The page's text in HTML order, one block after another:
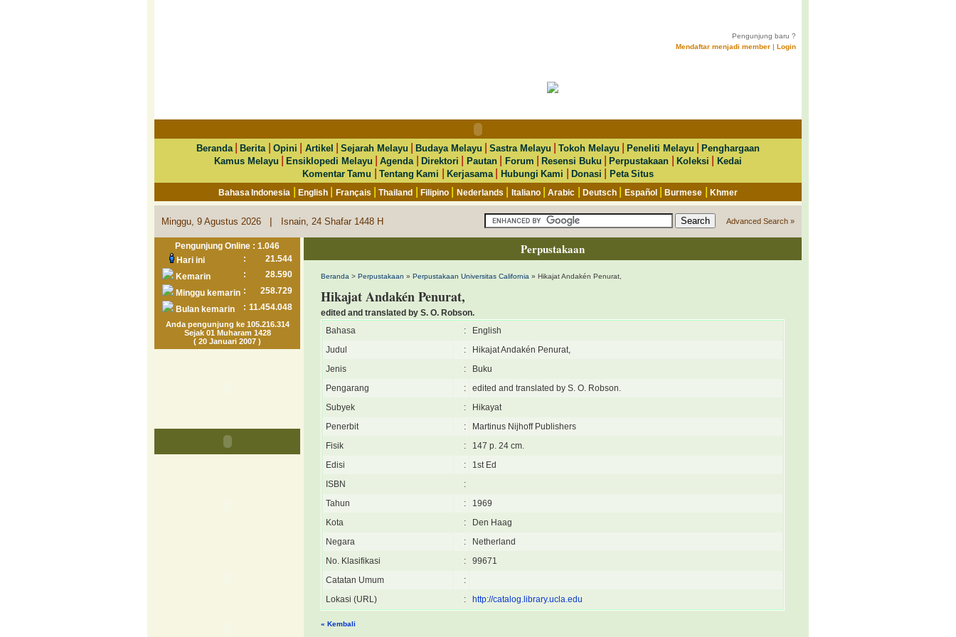
Pengunjung baru ?
Mendaftar menjadi member | Login
Beranda|Berita Opini Artikel |Sejarah Melayu |Budaya Melayu |Sastra Melayu |Tokoh Melayu |Peneliti Melayu |Penghargaan
Kamus Melayu
|Ensiklopedi Melayu |Agenda |Direktori Pautan| Forum |Resensi Buku |Perpustakaan Koleksi
Kedai
Komentar Tamu
|Tentang Kami |Kerjasama Hubungi Kami Donasi Peta Situs
Bahasa Indonesia |English Français |Thailand |Filipino Nederlands Italiano|Arabic Deutsch| Español|Burmese Khmer
Minggu, 9 Agustus 2026 | Isnain, 24 Shafar 1448 H Advanced Search »
Pengunjung Online : 1.046
Hari ini
:
21.544
Kemarin
:
28.590
Minggu kemarin :
258.729
Bulan kemarin
: 11.454.048
Anda pengunjung ke 105.216.314
Sejak 01 Muharam 1428
( 20 Januari 2007 )
Perpustakaan
Beranda > Perpustakaan » Perpustakaan Universitas California » Hikajat Andakén Penurat,
Hikajat Andakén Penurat,
edited and translated by S. O. Robson.
Bahasa
:
English
Judul
:
Hikajat Andakén Penurat,
Jenis
:
Buku
Pengarang
:
edited and translated by S. O. Robson.
Subyek
:
Hikayat
Penerbit
:
Martinus Nijhoff Publishers
Fisik
:
147 p. 24 cm.
Edisi
:
1st Ed
ISBN
:
Tahun
:
1969
Kota
:
Den Haag
Negara
:
Netherland
No. Klasifikasi
:
99671
Catatan Umum
:
Lokasi (URL)
: http://catalog.library.ucla.edu
« Kembali